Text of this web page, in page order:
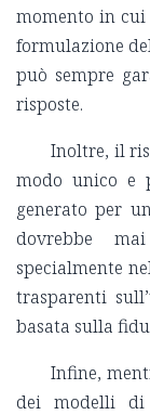
momento in
formulazione
può sempre
risposte.
Inoltre, il
modo unico e
generato per
dovrebbe
specialmente
trasparenti
basata sulla
Infine,
dei modelli